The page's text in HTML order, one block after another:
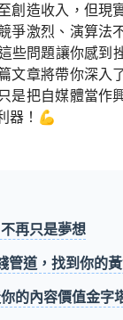
創造收入，但現
爭激烈、演算法
些問題讓你感到
文章將帶你深入
是把自媒體當作
器！💪
再只是夢想
管道，找到你的
的內容價值金字